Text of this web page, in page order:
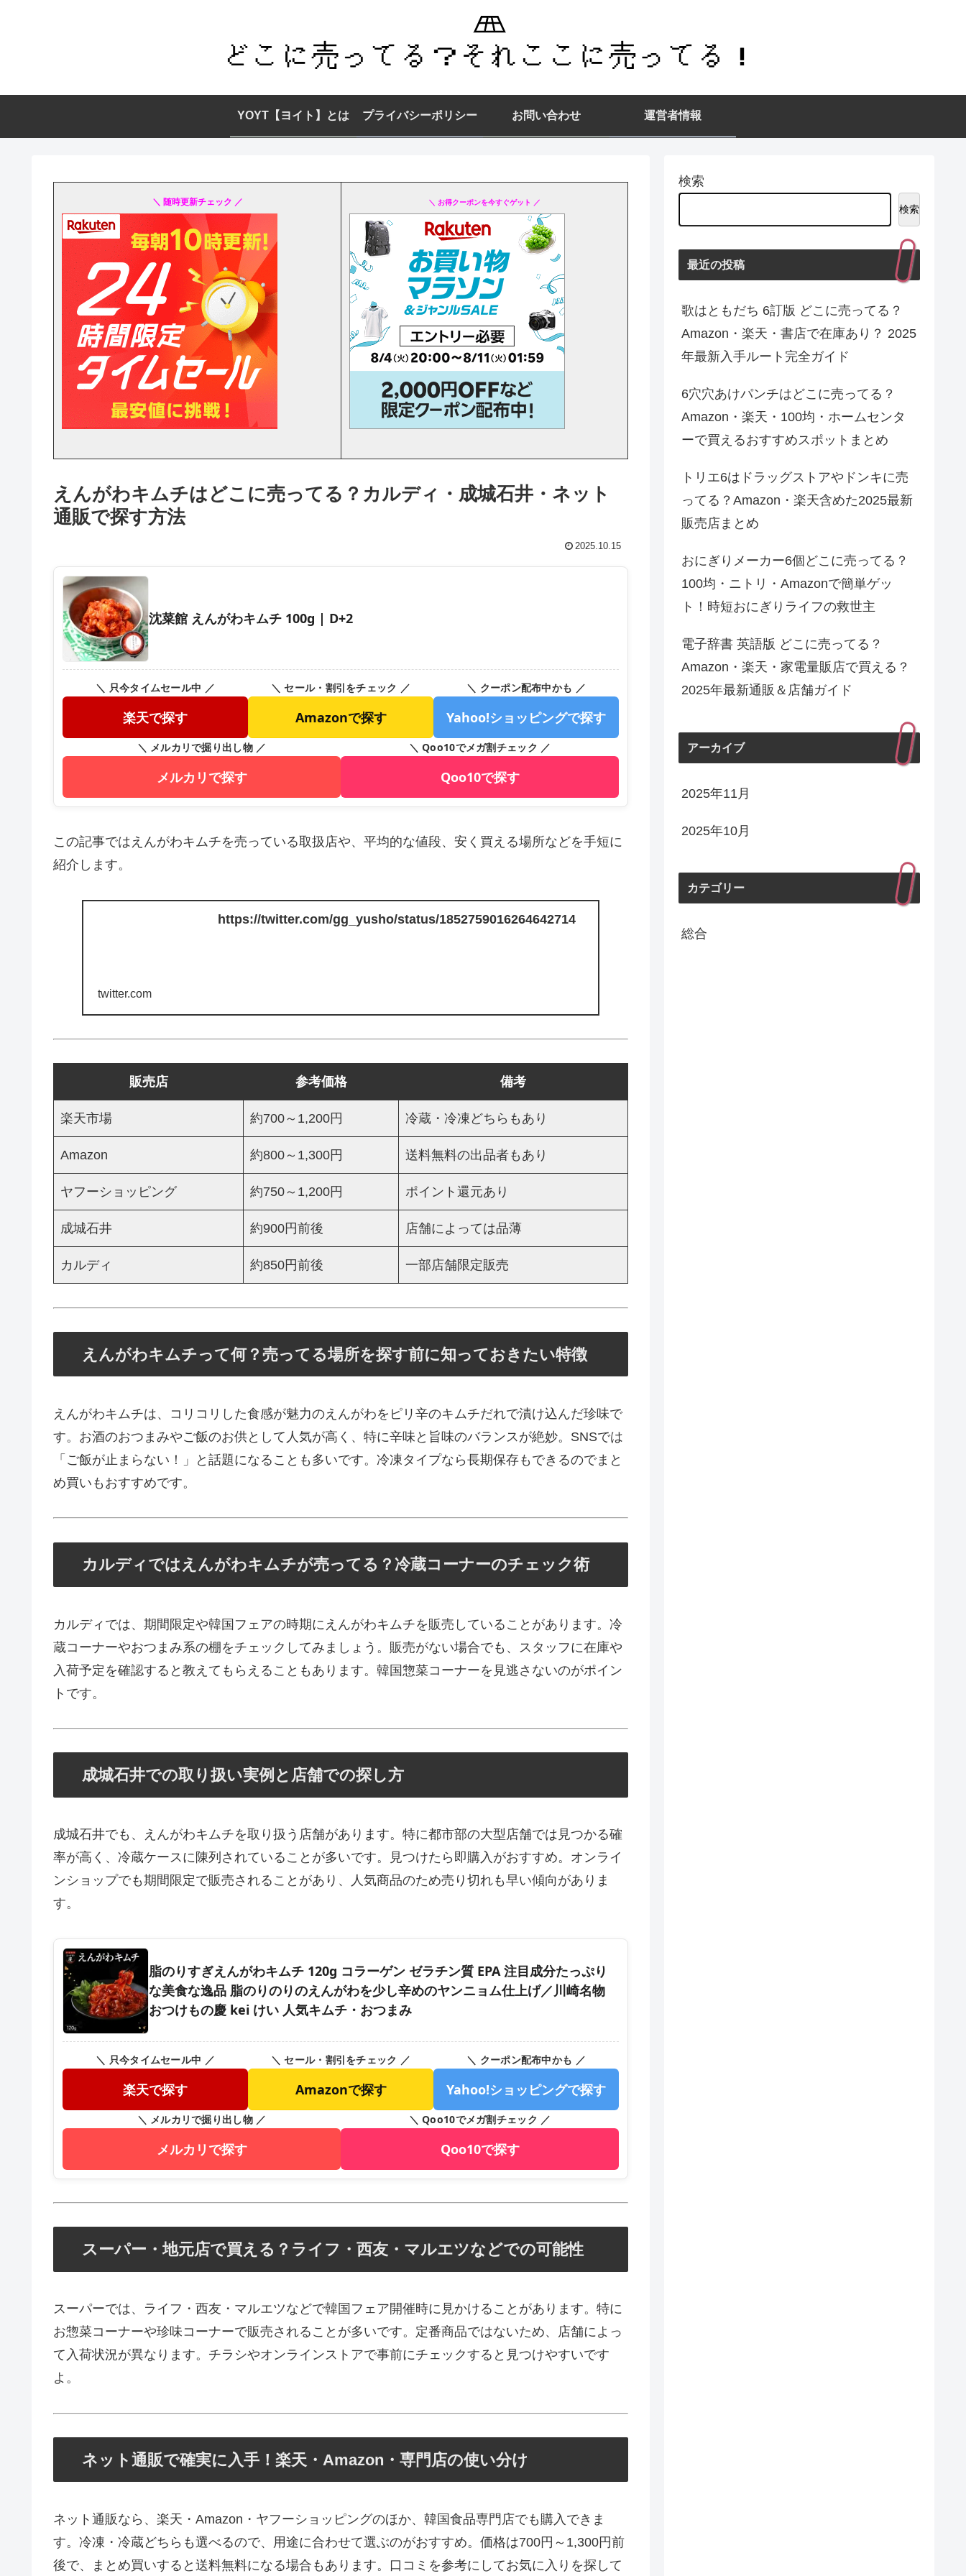
YOYT【ヨイト】とは プライバシーポリシー お問い合わせ 運営者情報
＼ 随時更新チェック ／ ＼ お得クーポンを今すぐゲット ／
えんがわキムチはどこに売ってる？カルディ・成城石井・ネット
通販で探す方法
2025.10.15
沈菜館 えんがわキムチ 100g | D+2
＼ 只今タイムセール中 ／
楽天で探す
＼ セール・割引をチェック ／
Amazonで探す
＼ クーポン配布中かも ／
Yahoo!ショッピングで探す
＼ メルカリで掘り出し物 ／
メルカリで探す
＼ Qoo10でメガ割チェック ／
Qoo10で探す
この記事ではえんがわキムチを売っている取扱店や、平均的な値段、安く買える場所などを手短に
紹介します。
https://twitter.com/gg_yusho/status/1852759016264642714
twitter.com
販売店 参考価格 備考
楽天市場 約700～1,200円 冷蔵・冷凍どちらもあり
Amazon 約800～1,300円 送料無料の出品者もあり
ヤフーショッピング 約750～1,200円 ポイント還元あり
成城石井 約900円前後 店舗によっては品薄
カルディ 約850円前後 一部店舗限定販売
えんがわキムチって何？売ってる場所を探す前に知っておきたい特徴
えんがわキムチは、コリコリした食感が魅力のえんがわをピリ辛のキムチだれで漬け込んだ珍味で
す。お酒のおつまみやご飯のお供として人気が高く、特に辛味と旨味のバランスが絶妙。SNSでは
「ご飯が止まらない！」と話題になることも多いです。冷凍タイプなら長期保存もできるのでまと
め買いもおすすめです。
カルディではえんがわキムチが売ってる？冷蔵コーナーのチェック術
カルディでは、期間限定や韓国フェアの時期にえんがわキムチを販売していることがあります。冷
蔵コーナーやおつまみ系の棚をチェックしてみましょう。販売がない場合でも、スタッフに在庫や
入荷予定を確認すると教えてもらえることもあります。韓国惣菜コーナーを見逃さないのがポイン
トです。
成城石井での取り扱い実例と店舗での探し方
成城石井でも、えんがわキムチを取り扱う店舗があります。特に都市部の大型店舗では見つかる確
率が高く、冷蔵ケースに陳列されていることが多いです。見つけたら即購入がおすすめ。オンライ
ンショップでも期間限定で販売されることがあり、人気商品のため売り切れも早い傾向がありま
す。
脂のりすぎえんがわキムチ 120g コラーゲン ゼラチン質 EPA 注目成分たっぷり
な美食な逸品 脂のりのりのえんがわを少し辛めのヤンニョム仕上げ／川崎名物
おつけもの慶 kei けい 人気キムチ・おつまみ
＼ 只今タイムセール中 ／
楽天で探す
＼ セール・割引をチェック ／
Amazonで探す
＼ クーポン配布中かも ／
Yahoo!ショッピングで探す
＼ メルカリで掘り出し物 ／
メルカリで探す
＼ Qoo10でメガ割チェック ／
Qoo10で探す
スーパー・地元店で買える？ライフ・西友・マルエツなどでの可能性
スーパーでは、ライフ・西友・マルエツなどで韓国フェア開催時に見かけることがあります。特に
お惣菜コーナーや珍味コーナーで販売されることが多いです。定番商品ではないため、店舗によっ
て入荷状況が異なります。チラシやオンラインストアで事前にチェックすると見つけやすいです
よ。
ネット通販で確実に入手！楽天・Amazon・専門店の使い分け
ネット通販なら、楽天・Amazon・ヤフーショッピングのほか、韓国食品専門店でも購入できま
す。冷凍・冷蔵どちらも選べるので、用途に合わせて選ぶのがおすすめ。価格は700円～1,300円前
後で、まとめ買いすると送料無料になる場合もあります。口コミを参考にしてお気に入りを探して
検索
検索
最近の投稿
歌はともだち 6訂版 どこに売ってる？
Amazon・楽天・書店で在庫あり？ 2025
年最新入手ルート完全ガイド
6穴穴あけパンチはどこに売ってる？
Amazon・楽天・100均・ホームセンタ
ーで買えるおすすめスポットまとめ
トリエ6はドラッグストアやドンキに売
ってる？Amazon・楽天含めた2025最新
販売店まとめ
おにぎりメーカー6個どこに売ってる？
100均・ニトリ・Amazonで簡単ゲッ
ト！時短おにぎりライフの救世主
電子辞書 英語版 どこに売ってる？
Amazon・楽天・家電量販店で買える？
2025年最新通販＆店舗ガイド
アーカイブ
2025年11月
2025年10月
カテゴリー
総合